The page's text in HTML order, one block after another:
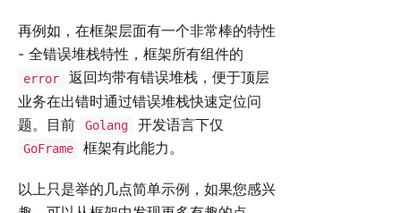
再例如，在框架层面有一个非常棒的特性
- 全错误堆栈特性，框架所有组件的
error
返回均带有错误堆栈，便于顶层
业务在出错时通过错误堆栈快速定位问
题。目前
Golang 开发语言下仅
GoFrame 框架有此能力。
以上只是举的几点简单示例，如果您感兴